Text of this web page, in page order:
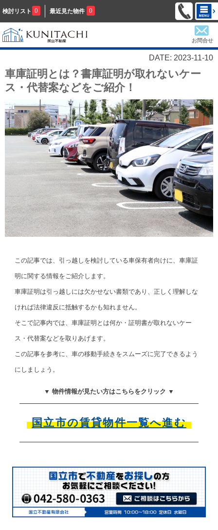
検討リスト 0 最近見た物件 0
お問合せ
DATE: 2023-11-10
車庫証明とは？書庫証明が取れないケー
ス・代替案などをご紹介！
この記事では、引っ越しを検討している車保有者向けに、車庫証
明に関する情報をご紹介します。
車庫証明は引っ越しには欠かせない書類であり、正しく理解しな
ければ法律違反に抵触するかも知れません。
そこで記事内では、車庫証明とは何か・証明書が取れないケー
ス・代替案などを取りあげます。
この記事を参考に、車の移動手続きをスムーズに完了できるよう
にしましょう。
▼ 物件情報が見たい方はこちらをクリック ▼
国立市の賃貸物件一覧へ進む